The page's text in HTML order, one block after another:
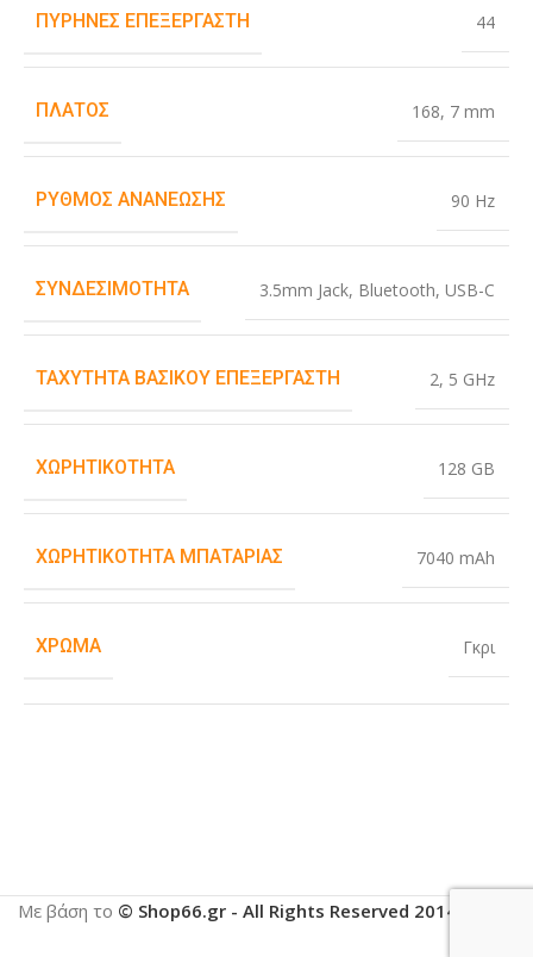
ΠΥΡΉΝΕΣ ΕΠΕΞΕΡΓΑΣΤΉ 44
ΠΛΆΤΟΣ 168, 7 mm
ΡΥΘΜΌΣ ΑΝΑΝΈΩΣΗΣ 90 Hz
ΣΥΝΔΕΣΙΜΌΤΗΤΑ 3.5mm Jack, Bluetooth, USB-C
ΤΑΧΎΤΗΤΑ ΒΑΣΙΚΟΎ ΕΠΕΞΕΡΓΑΣΤΉ 2, 5 GHz
ΧΩΡΗΤΙΚΌΤΗΤΑ 128 GB
ΧΩΡΗΤΙΚΌΤΗΤΑ ΜΠΑΤΑΡΊΑΣ 7040 mAh
ΧΡΏΜΑ Γκρι
Με βάση το © Shop66.gr - All Rights Reserved 2014-2025